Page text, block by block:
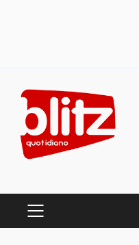
content
PRIMARY